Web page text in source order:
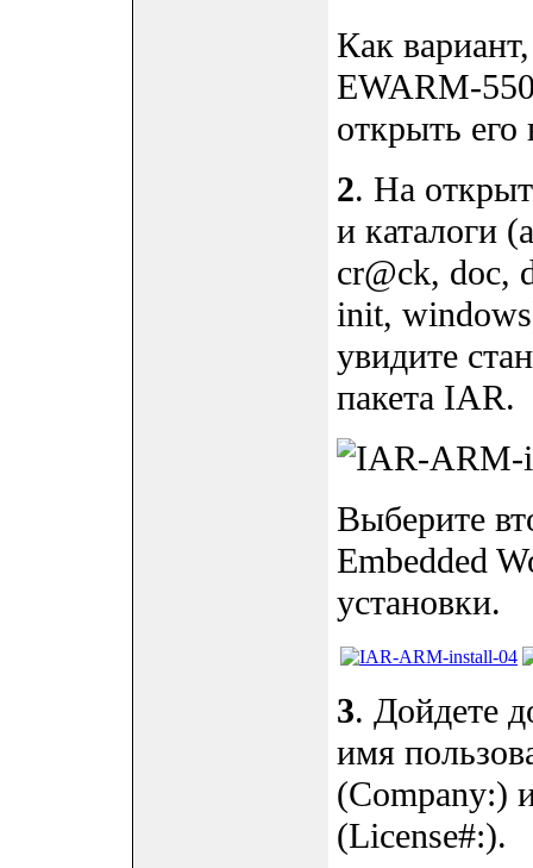
Как
EWARM-
открыть его
2. На
и каталоги
cr@ck, doc,
init,
увидите
пакета IAR.
Выберите
Embedded
установки.
3. Дойдете
имя
(Company:)
(License#:).